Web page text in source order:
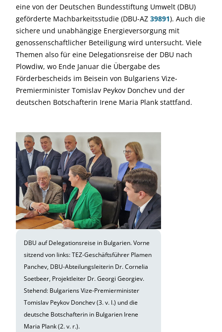
eine von der Deutschen Bundesstiftung Umwelt (DBU)
geförderte Machbarkeitsstudie (DBU-AZ 39891). Auch die
sichere und unabhängige Energieversorgung mit
genossenschaftlicher Beteiligung wird untersucht. Viele
Themen also für eine Delegationsreise der DBU nach
Plowdiw, wo Ende Januar die Übergabe des
Förderbescheids im Beisein von Bulgariens Vize-
Premierminister Tomislav Peykov Donchev und der
deutschen Botschafterin Irene Maria Plank stattfand.
DBU auf Delegationsreise in Bulgarien. Vorne
sitzend von links: TEZ-Geschäftsführer Plamen
Panchev, DBU-Abteilungsleiterin Dr. Cornelia
Soetbeer, Projektleiter Dr. Georgi Georgiev.
Stehend: Bulgariens Vize-Premierminister
Tomislav Peykov Donchev (3. v. l.) und die
deutsche Botschafterin in Bulgarien Irene
Maria Plank (2. v. r.).